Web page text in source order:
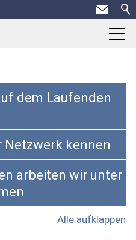
dem Laufenden
Netzwerk kennen
arbeiten wir unter
Alle aufklappen